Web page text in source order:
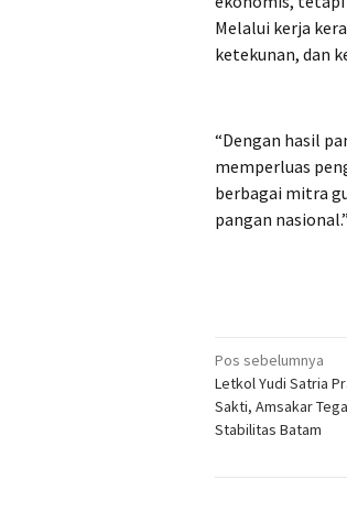
Melalui kerja
ketekunan, dan
“Dengan hasil
memperluas
berbagai mitra
pangan
Navigasi
pos
Pos sebelumnya
Letkol Yudi Satria
Sakti, Amsakar
Stabilitas Batam